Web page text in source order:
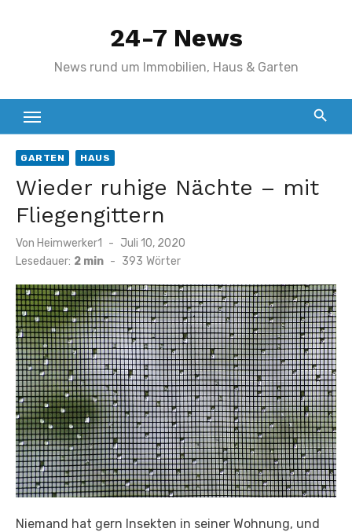
24-7 News
News rund um Immobilien, Haus & Garten
GARTEN HAUS
Wieder ruhige Nächte – mit
Fliegengittern
Von Heimwerker1
Veröffentlicht
am
Juli 10, 2020
Lesedauer: 2 min - 393 Wörter
Niemand hat gern Insekten in seiner Wohnung, und